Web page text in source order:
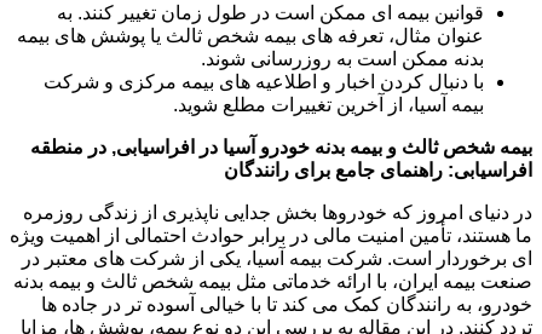
قوانین بیمه ای ممکن است در طول زمان تغییر کنند. به
عنوان مثال، تعرفه های بیمه شخص ثالث یا پوشش های بیمه
بدنه ممکن است به روزرسانی شوند.
با دنبال کردن اخبار و اطلاعیه های بیمه مرکزی و شرکت
بیمه آسیا، از آخرین تغییرات مطلع شوید.
بیمه شخص ثالث و بیمه بدنه خودرو آسیا در افراسیابی, در منطقه
افراسیابی: راهنمای جامع برای رانندگان
در دنیای امروز که خودروها بخش جدایی ناپذیری از زندگی روزمره
ما هستند، تأمین امنیت مالی در برابر حوادث احتمالی از اهمیت ویژه
ای برخوردار است. شرکت بیمه آسیا، یکی از شرکت های معتبر در
صنعت بیمه ایران، با ارائه خدماتی مثل بیمه شخص ثالث و بیمه بدنه
خودرو، به رانندگان کمک می کند تا با خیالی آسوده تر در جاده ها
تردد کنند. در این مقاله به بررسی این دو نوع بیمه، پوشش ها، مزایا